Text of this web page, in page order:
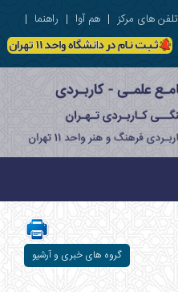
تلفن های مرکز | هم آوا | راهنما |
گروه های خبری و آرشیو